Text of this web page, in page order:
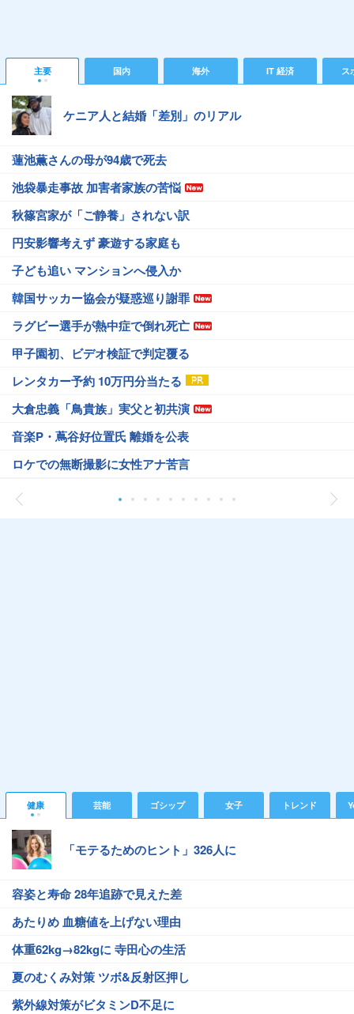
主要 国内 海外 IT 経済 ス
ケニア人と結婚「差別」のリアル
蓮池薫さんの母が94歳で死去
池袋暴走事故 加害者家族の苦悩
秋篠宮家が「ご静養」されない訳
円安影響考えず 豪遊する家庭も
子ども追い マンションへ侵入か
韓国サッカー協会が疑惑巡り謝罪
ラグビー選手が熱中症で倒れ死亡
甲子園初、ビデオ検証で判定覆る
レンタカー予約 10万円分当たる
大倉忠義「鳥貴族」実父と初共演
音楽P・蔦谷好位置氏 離婚を公表
ロケでの無断撮影に女性アナ苦言
健康 芸能 ゴシップ 女子 トレンド
「モテるためのヒント」326人に
容姿と寿命 28年追跡で見えた差
あたりめ 血糖値を上げない理由
体重62kg→82kgに 寺田心の生活
夏のむくみ対策 ツボ&反射区押し
紫外線対策がビタミンD不足に